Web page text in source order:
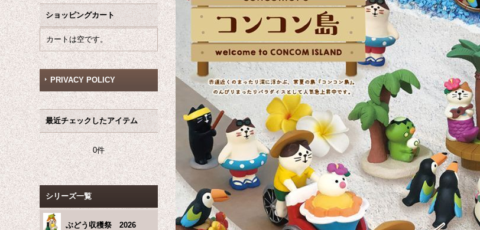
ショッピングカート
カートは空です。
PRIVACY POLICY
最近チェックしたアイテム
0件
シリーズ一覧
ぶどう収穫祭 2026